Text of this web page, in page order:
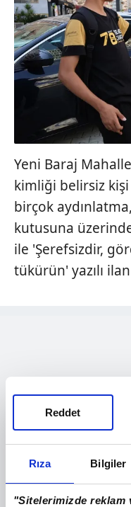
Rıza Bilgiler
"Sitelerimizde reklam
Reddet
Yeni Baraj
kimliği belirsiz
birçok
kutusuna
ile 'Şerefsizdir,
tükürün' yazılı ilan